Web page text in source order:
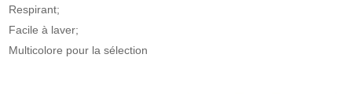
Respirant;
Facile à laver;
Multicolore pour la sélection